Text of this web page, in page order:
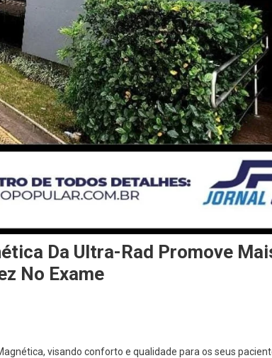
Da Ultra-Rad Promove
No Exame
visando conforto e qualidade para os seus